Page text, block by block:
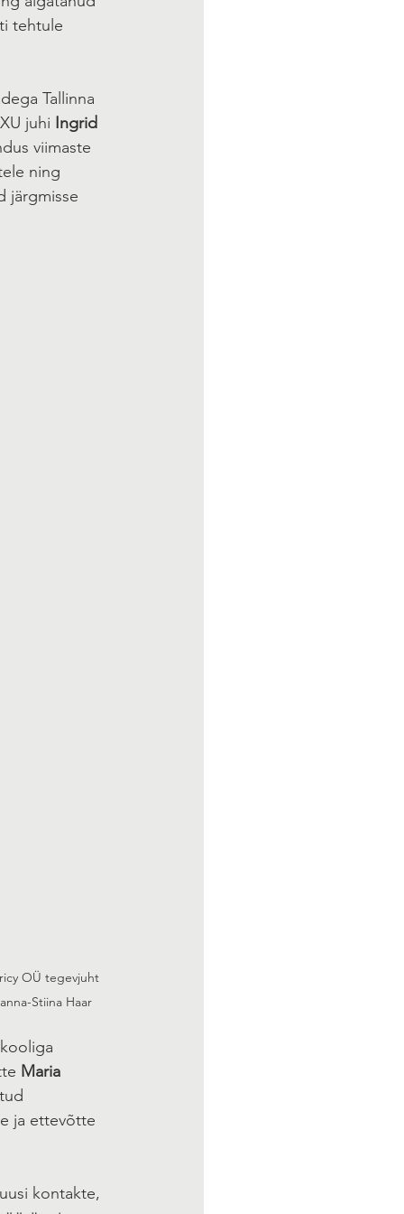
tehtule
Tallinna
juhi Ingrid
viimaste
ning
järgmisse
OÜ tegevjuht
Stiina Haar
Maria
ja ettevõtte
kontakte,